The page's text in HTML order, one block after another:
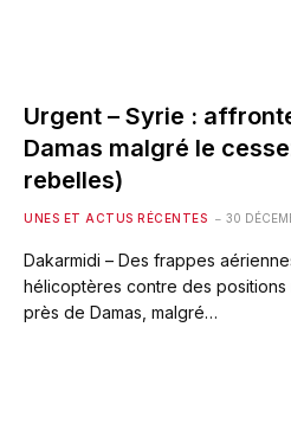
Urgent – Syrie :
Damas malgré le
rebelles)
UNES ET ACTUS RÉCENTES 30
Dakarmidi – Des frappes
hélicoptères contre des
près de Damas, malgré…